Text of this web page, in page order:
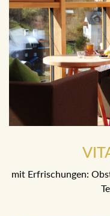
mit Erfrischungen: